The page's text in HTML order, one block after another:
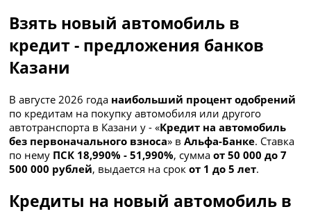
Взять новый автомобиль в
кредит - предложения банков
Казани
В августе 2026 года наибольший процент одобрений
по кредитам на покупку автомобиля или другого
автотранспорта в Казани у - «Кредит на автомобиль
без первоначального взноса» вАльфа-Банке. Ставка
по нему ПСК 18,990% - 51,990%, суммаот 50 000 до 7
500 000 рублей, выдается на срокот 1 до 5 лет.
Кредиты на новый автомобиль в